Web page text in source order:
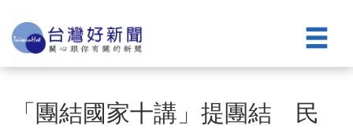
「團結國家十講」提團結 民